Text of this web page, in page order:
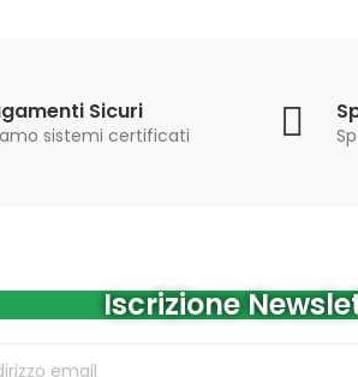
Sicuri
sistemi certificati
Iscrizione